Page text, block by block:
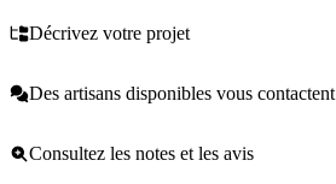
Décrivez votre projet
Des artisans disponibles vous contactent
Consultez les notes et les avis